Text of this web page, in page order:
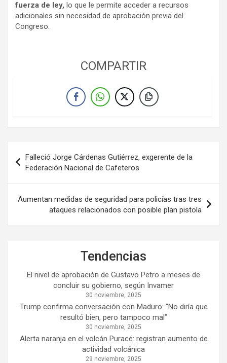
fuerza de ley, lo que le permite acceder a recursos
adicionales sin necesidad de aprobación previa del
Congreso.
COMPARTIR
de
entradas
Falleció Jorge Cárdenas Gutiérrez, exgerente de la
Federación Nacional de Cafeteros
Aumentan medidas de seguridad para policías tras tres
ataques relacionados con posible plan pistola
Tendencias
El nivel de aprobación de Gustavo Petro a meses de
concluir su gobierno, según Invamer
30 noviembre, 2025
Trump confirma conversación con Maduro: “No diría que
resultó bien, pero tampoco mal”
30 noviembre, 2025
Alerta naranja en el volcán Puracé: registran aumento de
actividad volcánica
29 noviembre, 2025